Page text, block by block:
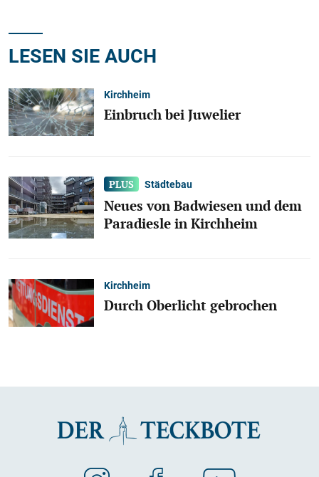
LESEN SIE AUCH
Kirchheim
Einbruch bei Juwelier
Städtebau
Neues von Badwiesen und dem
Paradiesle in Kirchheim
Kirchheim
Durch Oberlicht gebrochen